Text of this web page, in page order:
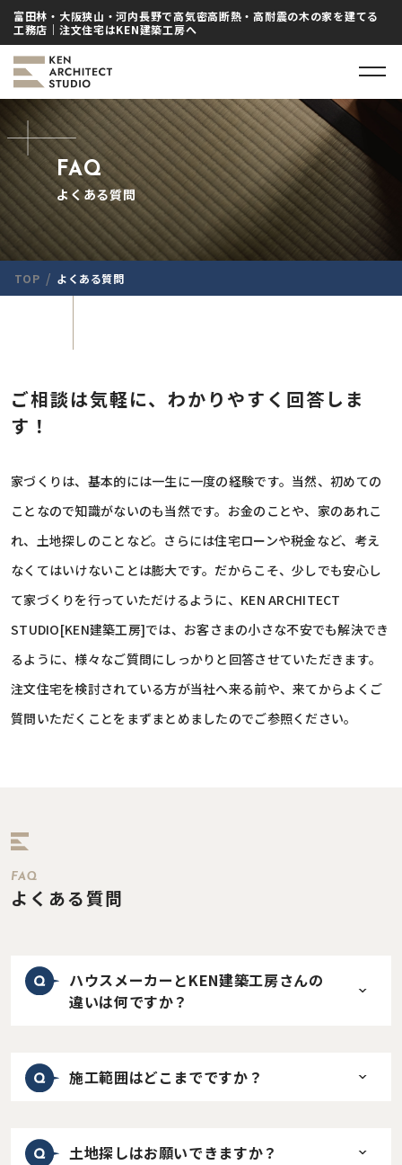
富田林・大阪狭山・河内長野で高気密高断熱・高耐震の木の家を建てる
工務店｜注文住宅はKEN建築工房へ
FAQ
よくある質問
TOP / よくある質問
ご相談は気軽に、わかりやすく回答しま
す！
家づくりは、基本的には一生に一度の経験です。当然、初めての
ことなので知識がないのも当然です。お金のことや、家のあれこ
れ、土地探しのことなど。さらには住宅ローンや税金など、考え
なくてはいけないことは膨大です。だからこそ、少しでも安心し
て家づくりを行っていただけるように、KEN ARCHITECT
STUDIO[KEN建築工房]では、お客さまの小さな不安でも解決でき
るように、様々なご質問にしっかりと回答させていただきます。
注文住宅を検討されている方が当社へ来る前や、来てからよくご
質問いただくことをまずまとめましたのでご参照ください。
FAQ
よくある質問
ハウスメーカーとKEN建築工房さんの
違いは何ですか？
施工範囲はどこまでですか？
土地探しはお願いできますか？